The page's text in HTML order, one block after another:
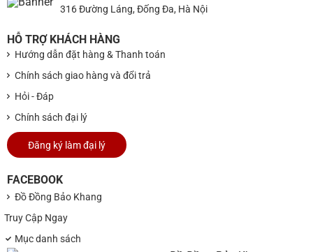
316 Đường Láng, Đống Đa, Hà Nội
HỖ TRỢ KHÁCH HÀNG
Hướng dẫn đặt hàng & Thanh toán
Chính sách giao hàng và đổi trả
Hỏi - Đáp
Chính sách đại lý
Đăng ký làm đại lý
FACEBOOK
Đồ Đồng Bảo Khang
Truy Cập Ngay
Mục danh sách